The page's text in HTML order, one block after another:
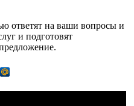
ответят на ваши вопросы и
и подготовят